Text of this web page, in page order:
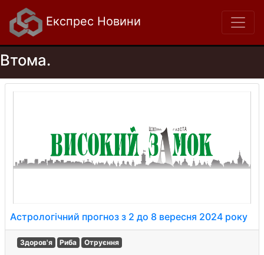
Експрес Новини
Втома.
Астрологічний прогноз з 2 до 8 вересня 2024 року
Здоров'я Риба Отруєння